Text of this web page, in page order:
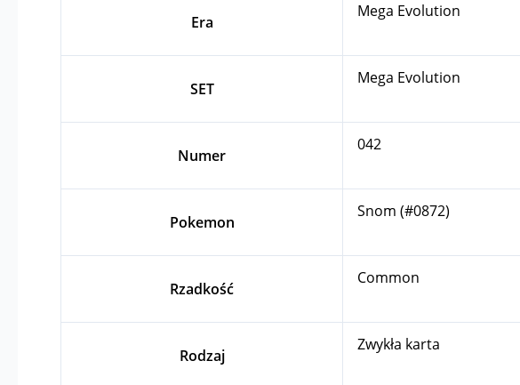
Era
Mega Evolution
SET
Mega Evolution
Numer
042
Pokemon
Snom (#0872)
Rzadkość
Common
Rodzaj
Zwykła karta